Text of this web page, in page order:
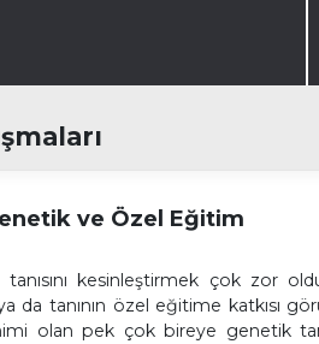
ve Özel Eğitim
tanısını kesinleştirmek çok zor
da tanının özel eğitime katkısı
olan pek çok bireye genetik